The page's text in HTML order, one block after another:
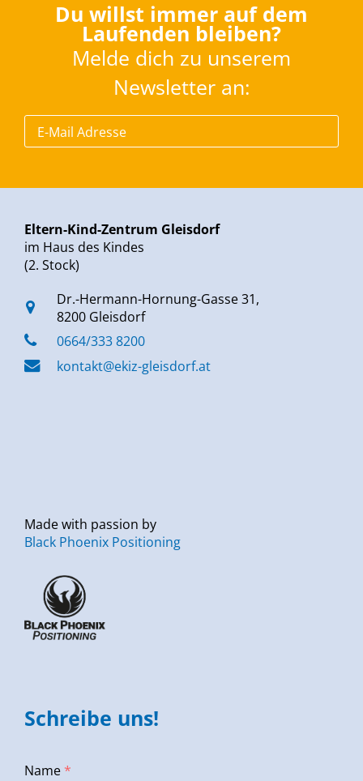
Du willst immer auf dem
Laufenden bleiben?
Melde dich zu unserem
Newsletter an:
Eltern-Kind-Zentrum Gleisdorf
im Haus des Kindes
(2. Stock)
Dr.-Hermann-Hornung-Gasse 31,
8200 Gleisdorf
0664/333 8200
kontakt@ekiz-gleisdorf.at
Made with passion by
Black Phoenix Positioning
Schreibe uns!
Name *